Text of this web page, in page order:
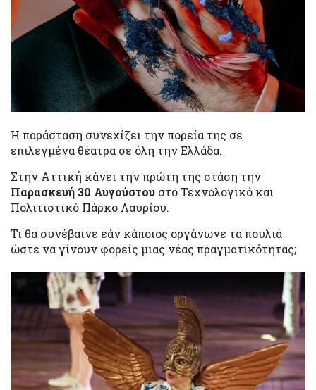
Η παράσταση συνεχίζει την πορεία της σε
επιλεγμένα θέατρα σε όλη την Ελλάδα.
Στην Αττική κάνει την πρώτη της στάση την
Παρασκευή 30 Αυγούστου στο Τεχνολογικό και
Πολιτιστικό Πάρκο Λαυρίου.
Τι θα συνέβαινε εάν κάποιος οργάνωνε τα πουλιά
ώστε να γίνουν φορείς μιας νέας πραγματικότητας;